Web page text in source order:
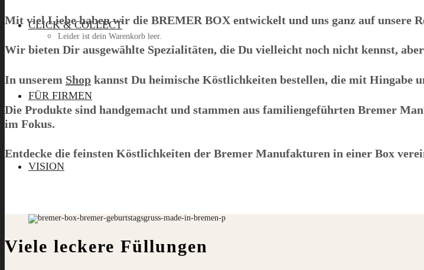
CLICK & COLLECT
FÜR FIRMEN
VISION
Leider ist dein Warenkorb leer.
Menü
Mit viel Liebe haben wir die BREMER BOX entwickelt und uns ganz auf unsere
Wir bieten Dir ausgewählte Spezialitäten, die Du vielleicht noch nicht kennst,
In unserem Shop kannst Du heimische Köstlichkeiten bestellen, die mit Hingabe
Die Produkte sind handgemacht und stammen aus familiengeführten Bremer
im Fokus.
Entdecke die feinsten Köstlichkeiten der Bremer Manufakturen in einer Box
Viele leckere Füllungen